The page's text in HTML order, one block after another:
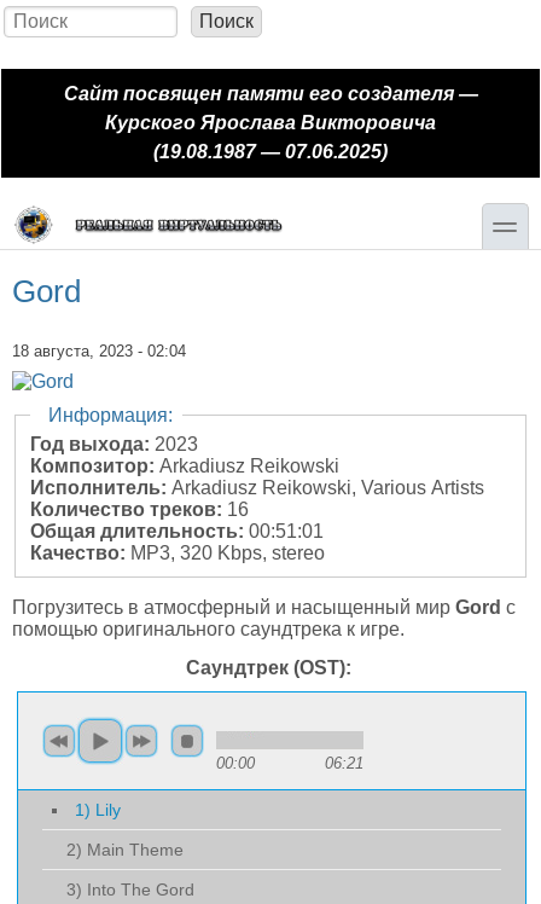
Перейти к основному содержанию
Skip to search
Форма поиска
Поиск
Сайт посвящен памяти его создателя —
Курского Ярослава Викторовича
(19.08.1987 — 07.06.2025)
toggle
Gord
18 августа, 2023 - 02:04
Скрыть
Информация:
Год выхода: 2023
Композитор: Arkadiusz Reikowski
Исполнитель: Arkadiusz Reikowski, Various Artists
Количество треков: 16
Общая длительность: 00:51:01
Качество: MP3, 320 Kbps, stereo
Погрузитесь в атмосферный и насыщенный мир Gord с
помощью оригинального саундтрека к игре.
Саундтрек (OST):
00:00 06:21
1) Lily
2) Main Theme
3) Into The Gord